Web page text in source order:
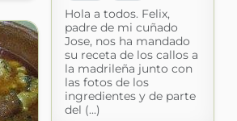
Hola a todos. Felix,
padre de mi cuñado
Jose, nos ha mandado
su receta de los callos a
la madrileña junto con
las fotos de los
ingredientes y de parte
del (...)